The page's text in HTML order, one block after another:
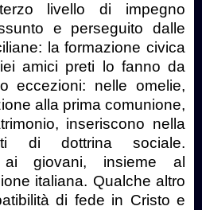
livello di impegno
e perseguito dalle
la formazione civica
amici preti lo fanno da
eccezioni: nelle omelie,
alla prima comunione,
inseriscono nella
di dottrina sociale.
ai giovani, insieme al
italiana. Qualche altro
di fede in Cristo e